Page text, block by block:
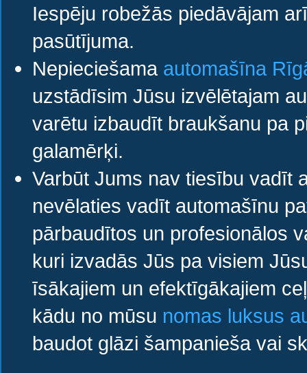
Iespēju robežās piedāvājam
pasūtījuma.
Nepieciešama automašīna
uzstādīsim Jūsu izvēlētajam
varētu izbaudīt braukšanu pa
galamērķi.
Varbūt Jums nav tiesību vadīt
nevēlaties vadīt automašīnu
pārbaudītos un profesionālos
kuri izvadās Jūs pa visiem
īsākajiem un efektīgākajiem
kādu no mūsu nomas luksus
baudot glāzi šampanieša vai